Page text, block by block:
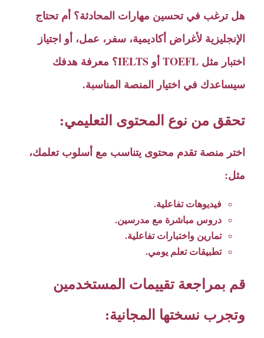
هل ترغب في تحسين مهارات المحادثة؟ أم تحتاج
الإنجليزية لأغراض أكاديمية، سفر، عمل، أو اجتياز
اختبار مثل TOEFL أو IELTS؟ معرفة هدفك
سيساعدك في اختيار المنصة المناسبة.
تحقق من نوع المحتوى التعليمي:
اختر منصة تقدم محتوى يتناسب مع أسلوب تعلمك،
مثل:
فيديوهات تفاعلية.
دروس مباشرة مع مدرسين.
تمارين واختبارات تفاعلية.
تطبيقات تعلم يومي.
قم بمراجعة تقييمات المستخدمين
وتجرب نسختها المجانية: